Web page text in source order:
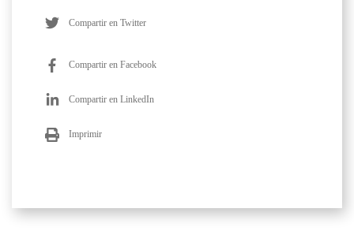
Compartir en Twitter
Compartir en Facebook
Compartir en LinkedIn
Imprimir